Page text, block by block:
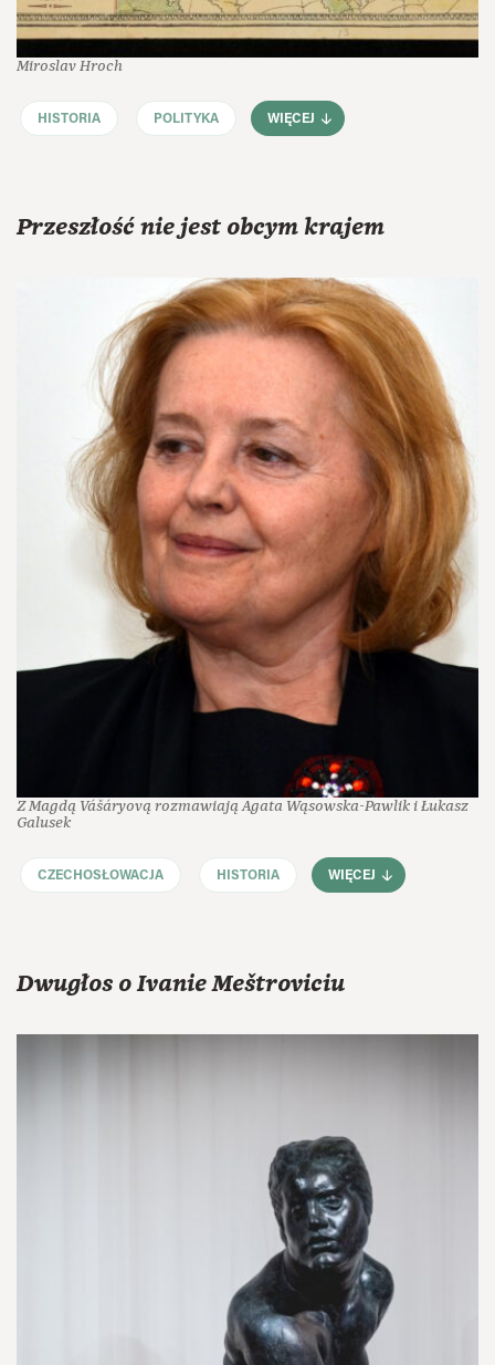
Miroslav Hroch
HISTORIA POLITYKA WIĘCEJ
Przeszłość nie jest obcym krajem
Z Magdą Vášáryovą rozmawiają Agata Wąsowska-Pawlik i Łukasz
Galusek
CZECHOSŁOWACJA HISTORIA WIĘCEJ
Dwugłos o Ivanie Meštroviciu